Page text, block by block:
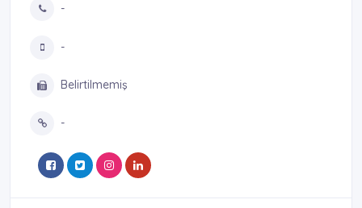
-
-
Belirtilmemiş
-